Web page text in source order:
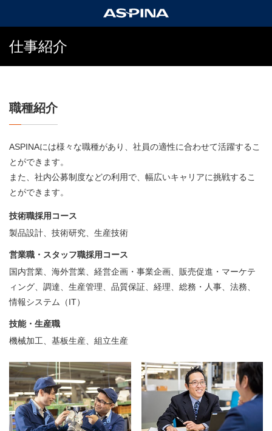
仕事紹介
職種紹介
ASPINAには様々な職種があり、社員の適性に合わせて活躍するこ
とができます。
また、社内公募制度などの利用で、幅広いキャリアに挑戦するこ
とができます。
技術職採用コース
製品設計、技術研究、生産技術
営業職・スタッフ職採用コース
国内営業、海外営業、経営企画・事業企画、販売促進・マーケテ
ィング、調達、生産管理、品質保証、経理、総務・人事、法務、
情報システム（IT）
技能・生産職
機械加工、基板生産、組立生産